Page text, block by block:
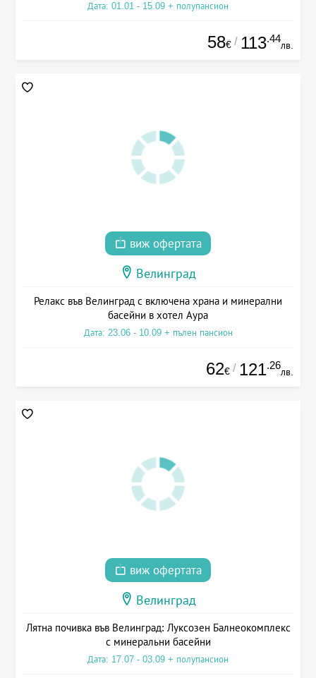
Дата: 01.01 - 15.09 + полупансион
58€ / 113.44
лв.
виж офертата
Велинград
Релакс във Велинград с включена храна и минерални
басейни в хотел Аура
Дата: 23.06 - 10.09 + пълен пансион
62€ / 121.26
лв.
виж офертата
Велинград
Лятна почивка във Велинград: Луксозен Балнеокомплекс
с минеральни басейни
Дата: 17.07 - 03.09 + полупансион